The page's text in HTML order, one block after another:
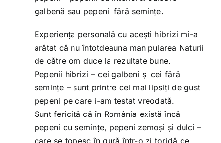
galbenă sau pepenii fără semințe.
Experiența personală cu acești hibrizi mi-a
arătat că nu întotdeauna manipularea Naturii
de către om duce la rezultate bune.
Pepenii hibrizi – cei galbeni și cei fără
semințe – sunt printre cei mai lipsiți de gust
pepeni pe care i-am testat vreodată.
Sunt fericită că în România există încă
pepeni cu semințe, pepeni zemoși și dulci –
care se topesc în gură într-o zi toridă de